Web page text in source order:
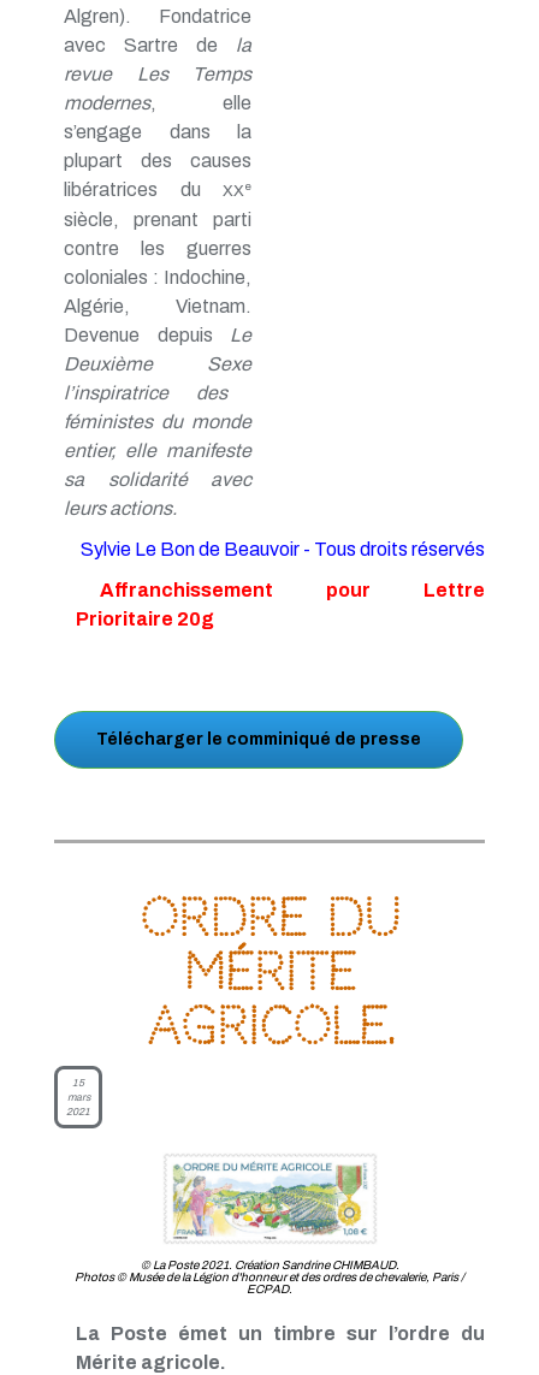
Algren). Fondatrice
avec Sartre de la
revue Les Temps
modernes, elle
s’engage dans la
plupart des causes
libératrices du
XXe
siècle, prenant parti
contre les guerres
coloniales : Indochine,
Algérie, Vietnam.
Devenue depuis Le
Deuxième Sexe
l’inspiratrice des
féministes du monde
entier, elle manifeste
sa solidarité avec
leurs actions.
Sylvie Le Bon de Beauvoir - Tous droits réservés
Affranchissement pour Lettre
Prioritaire 20g
Télécharger le comminiqué de presse
Ordre du
Mérite
agricole.
15
mars
2021
© La Poste 2021. Création Sandrine CHIMBAUD.
Photos © Musée de la Légion d'honneur et des ordres de chevalerie, Paris /
ECPAD.
La Poste émet un timbre sur l’ordre du
Mérite agricole.